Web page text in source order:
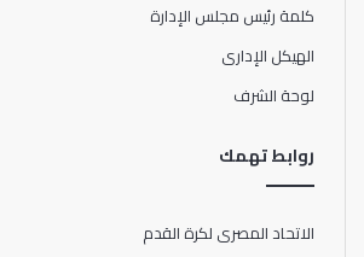
كلمة رئيس مجلس الإدارة
الهيكل الإدارى
لوحة الشرف
روابط تهمك
الاتحاد المصرى لكرة القدم